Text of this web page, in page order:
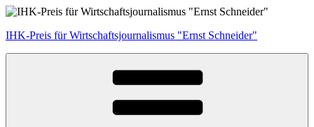
Zum
springen
IHK-Preis für Wirtschaftsjournalismus "Ernst Schneider"